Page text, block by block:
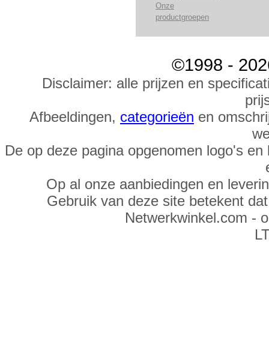
Onze
productgroepen
©1998 -
Disclaimer: alle prijzen en
Afbeeldingen, categorieën en
De op deze pagina opgenomen logo's
Op al onze aanbiedingen en
Gebruik van deze site betekent
Netwerkwinkel.com -